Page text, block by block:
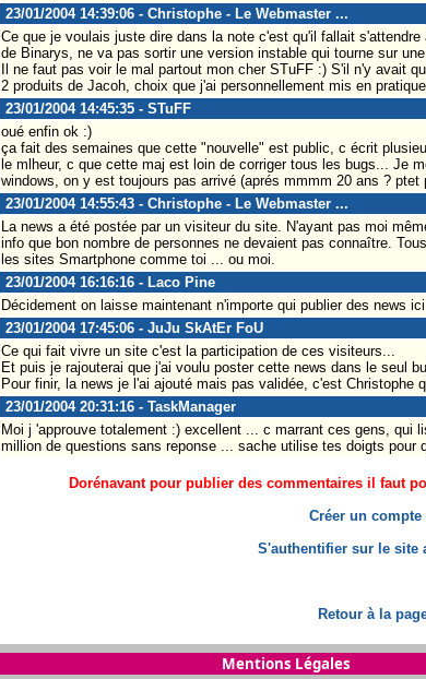
23/01/2004 14:39:06 - Christophe - Le Webmaster ...
Ce que je voulais juste dire dans la note c'est qu'il fallait
de Binarys, ne va pas sortir une version instable qui tourne sur
Il ne faut pas voir le mal partout mon cher STuFF :) S'il n'y avait
2 produits de Jacoh, choix que j'ai personnellement mis en
23/01/2004 14:45:35 - STuFF
oué enfin ok :)
ça fait des semaines que cette "nouvelle" est public, c écrit
le mlheur, c que cette maj est loin de corriger tous les bugs... Je
windows, on y est toujours pas arrivé (aprés mmmm 20 ans ? ptet
23/01/2004 14:55:43 - Christophe - Le Webmaster ...
La news a été postée par un visiteur du site. N'ayant pas moi
info que bon nombre de personnes ne devaient pas connaître.
les sites Smartphone comme toi ... ou moi.
23/01/2004 16:16:16 - Laco Pine
Décidement on laisse maintenant n'importe qui publier des news
23/01/2004 17:45:06 - JuJu SkAtEr FoU
Ce qui fait vivre un site c'est la participation de ces visiteurs...
Et puis je rajouterai que j'ai voulu poster cette news dans le seul
Pour finir, la news je l'ai ajouté mais pas validée, c'est Christophe
23/01/2004 20:31:16 - TaskManager
Moi j 'approuve totalement :) excellent ... c marrant ces gens, qui
million de questions sans reponse ... sache utilise tes doigts pour
Dorénavant pour publier des commentaires il faut
Créer un
S'authentifier sur le site
Retour à la
Mentions Légales